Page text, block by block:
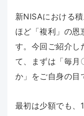
新NISAにおける
ほど「複利」の恩
す。今回ご紹介し
て、まずは「毎月
か」をご自身の目
最初は少額でも、